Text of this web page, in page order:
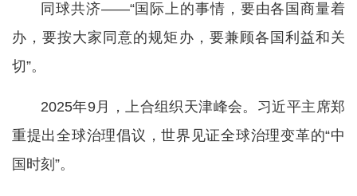
同球共济——“国际上的事情，要由各国商量着
办，要按大家同意的规矩办，要兼顾各国利益和关
切”。
2025年9月，上合组织天津峰会。习近平主席郑
重提出全球治理倡议，世界见证全球治理变革的“中
国时刻”。